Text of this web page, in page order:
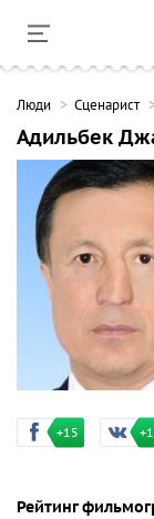
Люди Сценарист
Адильбек
+15
Рейтинг